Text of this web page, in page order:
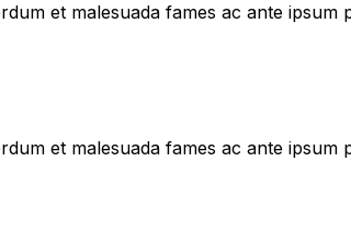
et malesuada fames ac ante ipsum
et malesuada fames ac ante ipsum